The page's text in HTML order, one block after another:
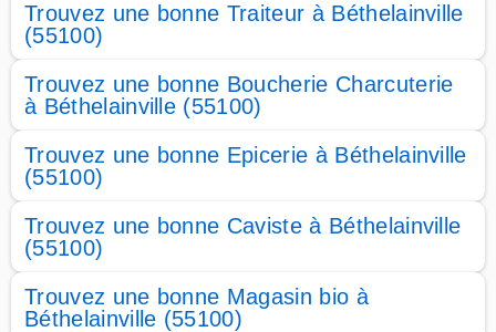
Trouvez une bonne Traiteur à Béthelainville
(55100)
Trouvez une bonne Boucherie Charcuterie
à Béthelainville (55100)
Trouvez une bonne Epicerie à Béthelainville
(55100)
Trouvez une bonne Caviste à Béthelainville
(55100)
Trouvez une bonne Magasin bio à
Béthelainville (55100)